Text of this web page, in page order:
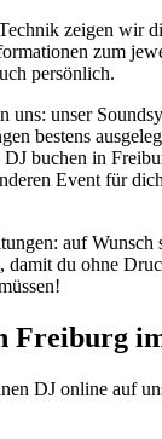
zeigen wir
zum
persönlich.
uns: unser
bestens
DJ buchen in
Event für
auf Wunsch
damit du ohne
Freiburg
DJ online auf